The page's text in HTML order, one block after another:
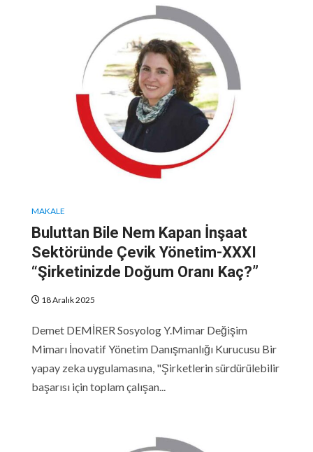
MAKALE
Buluttan Bile Nem Kapan İnşaat
Sektöründe Çevik Yönetim-XXXI
“Şirketinizde Doğum Oranı Kaç?”
18 Aralık 2025
Demet DEMİRER Sosyolog Y.Mimar Değişim
Mimarı İnovatif Yönetim Danışmanlığı Kurucusu Bir
yapay zeka uygulamasına, "Şirketlerin sürdürülebilir
başarısı için toplam çalışan...